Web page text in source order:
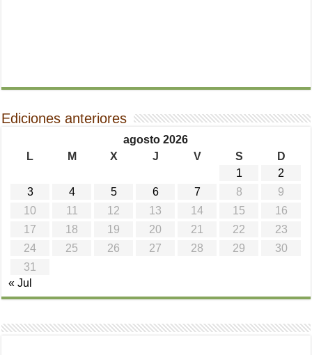
Ediciones anteriores
agosto 2026
L
M X J V S
D
1
2
3
4 5 6 7 8
9
10
11 12 13 14 15
16
17
18 19 20 21 22
23
24
25 26 27 28 29
30
31
« Jul